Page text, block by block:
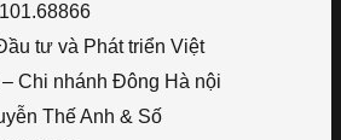
tư và Phát triển Việt
– Chi nhánh Đông Hà nội
Thế Anh & Số